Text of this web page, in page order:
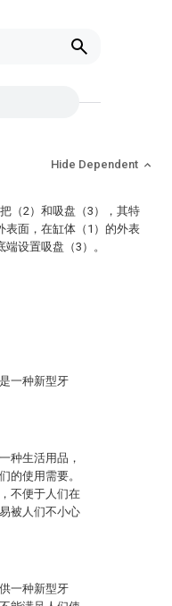
一种新型牙
种生活用品，
的使用需要。
不便于人们在
被人们不小心
一种新型牙
Hide Dependent
（2）和吸盘（3），其特
表面，在缸体（1）的外表
设置吸盘（3）。